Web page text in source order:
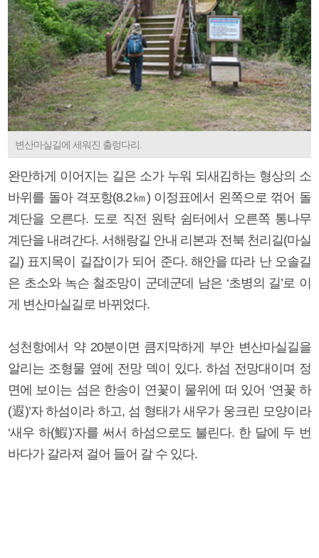
변산마실길에 세워진 출렁다리.
완만하게 이어지는 길은 소가 누워 되새김하는 형상의 소
바위를 돌아 격포항(8.2㎞) 이정표에서 왼쪽으로 꺾어 돌
계단을 오른다. 도로 직전 원탁 쉼터에서 오른쪽 통나무
계단을 내려간다. 서해랑길 안내 리본과 전북 천리길(마실
길) 표지목이 길잡이가 되어 준다. 해안을 따라 난 오솔길
은 초소와 녹슨 철조망이 군데군데 남은 ‘초병의 길’로 이
게 변산마실길로 바뀌었다.
성천항에서 약 20분이면 큼지막하게 부안 변산마실길을
알리는 조형물 옆에 전망 덱이 있다. 하섬 전망대이며 정
면에 보이는 섬은 한송이 연꽃이 물위에 떠 있어 ‘연꽃 하
(遐)’자 하섬이라 하고, 섬 형태가 새우가 웅크린 모양이라
‘새우 하(鰕)’자를 써서 하섬으로도 불린다. 한 달에 두 번
바다가 갈라져 걸어 들어 갈 수 있다.